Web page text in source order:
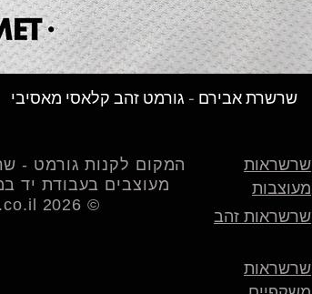
תצוגה מהירה
שרשרת אבירם - גורמט זהב קלאסי מאסיבי
המקום לקנות גורמט -
מעוצבים בעבודת יד
© 2026 LAGORMET.co.il | לה גורמט
שרשראות
מעוצבות
שרשראות זהב
שרשראות